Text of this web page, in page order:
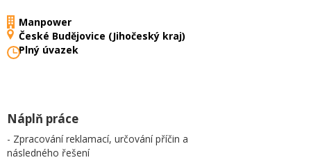
Manpower
České Budějovice (Jihočeský kraj)
Plný úvazek
Náplň práce
- Zpracování reklamací, určování příčin a
následného řešení